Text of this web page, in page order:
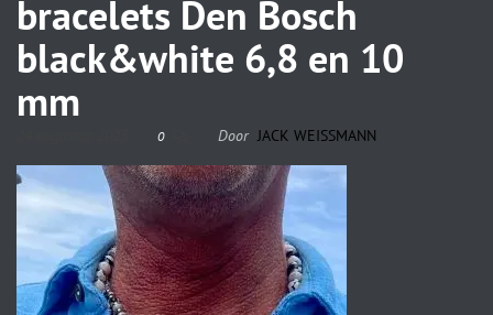
bracelets Den Bosch
black&white 6,8 en 10
mm
0 Door JACK WEISSMANN